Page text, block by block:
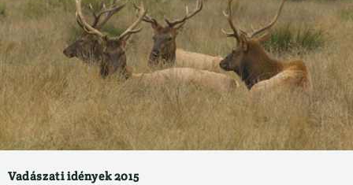
Vadászati idények 2015